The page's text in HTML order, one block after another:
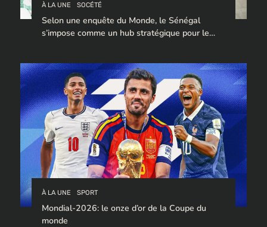
À LA UNE SOCÉTÉ
Selon une enquête du Monde, le Sénégal
s’impose comme un hub stratégique pour le
À LA UNE SPORT
Mondial-2026: le onze d’or de la Coupe du
monde